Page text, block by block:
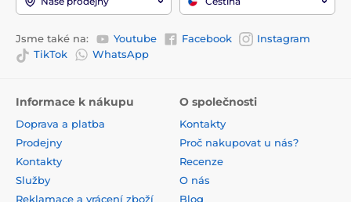
Jsme také na: Youtube Facebook
Instagram
TikTok
WhatsApp
Informace k nákupu
Doprava a platba
Prodejny
Kontakty
Služby
Reklamace a vrácení zboží
O společnosti
Kontakty
Proč nakupovat u nás?
Recenze
O nás
Blog